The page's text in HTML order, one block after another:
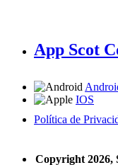
App Scot
IOS
Política de
Copyright 2026,